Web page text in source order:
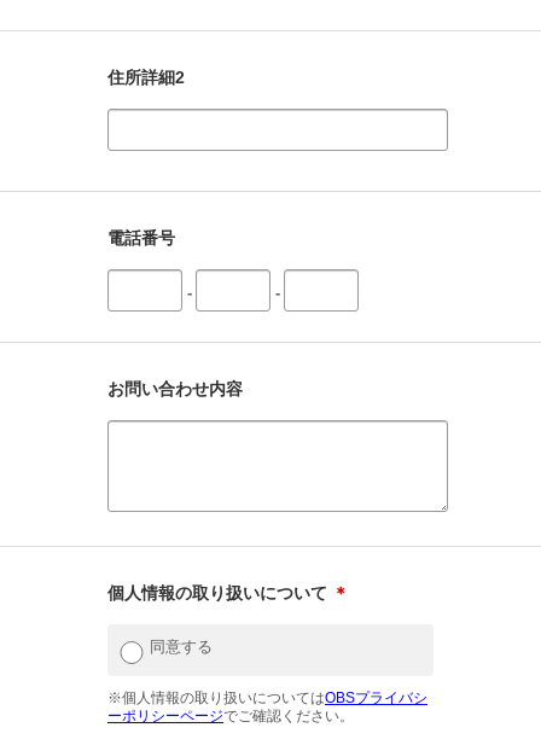
住所詳細2
電話番号
- -
お問い合わせ内容
個人情報の取り扱いについて ＊
同意する
※個人情報の取り扱いについてはOBSプライバシ
ーポリシーページでご確認ください。